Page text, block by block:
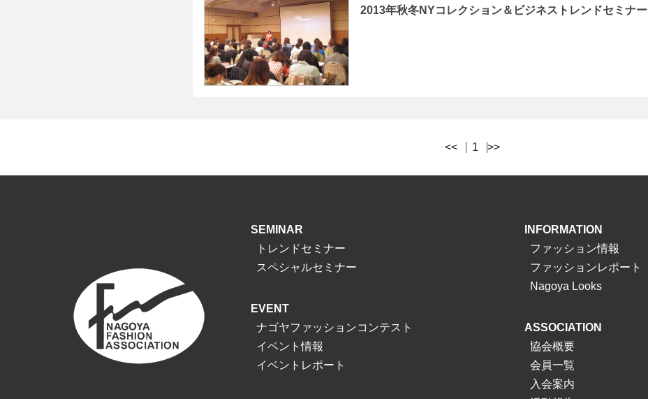
2013年秋冬NYコレクション＆ビジネストレンドセミナー
<< 1 >>
SEMINAR
トレンドセミナー
スペシャルセミナー
EVENT
ナゴヤファッションコンテスト
イベント情報
イベントレポート
INFORMATION
ファッション情報
ファッションレポート
Nagoya Looks
ASSOCIATION
協会概要
会員一覧
入会案内